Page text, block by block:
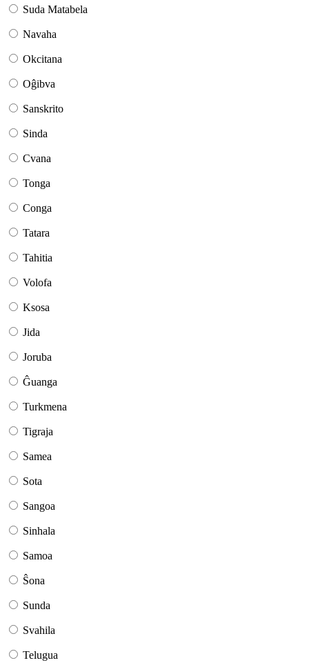
Suda Matabela
Navaha
Okcitana
Oĝibva
Sanskrito
Sinda
Cvana
Tonga
Conga
Tatara
Tahitia
Volofa
Ksosa
Jida
Joruba
Ĝuanga
Turkmena
Tigraja
Samea
Sota
Sangoa
Sinhala
Samoa
Ŝona
Sunda
Svahila
Telugua